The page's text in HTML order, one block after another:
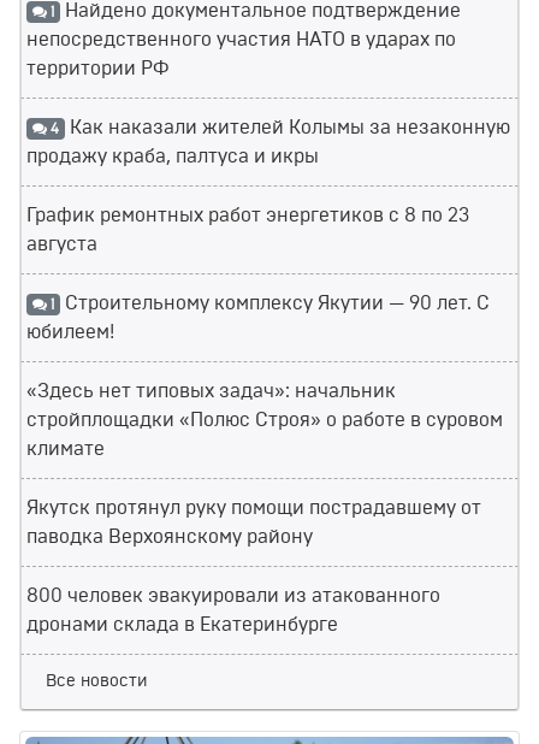
1 Найдено документальное подтверждение
непосредственного участия НАТО в ударах по
территории РФ
4 Как наказали жителей Колымы за незаконную
продажу краба, палтуса и икры
График ремонтных работ энергетиков с 8 по 23
августа
1 Строительному комплексу Якутии — 90 лет. С
юбилеем!
«Здесь нет типовых задач»: начальник
стройплощадки «Полюс Строя» о работе в суровом
климате
Якутск протянул руку помощи пострадавшему от
паводка Верхоянскому району
800 человек эвакуировали из атакованного
дронами склада в Екатеринбурге
Все новости